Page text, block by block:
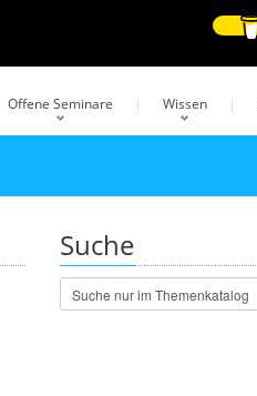
Offene Seminare Wissen
Suche